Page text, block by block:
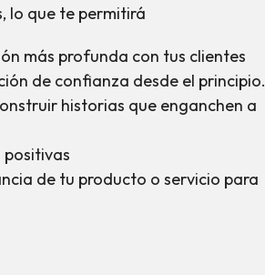
lo que te permitirá
más profunda con tus clientes
de confianza desde el principio.
historias que enganchen a
positivas
de tu producto o servicio para